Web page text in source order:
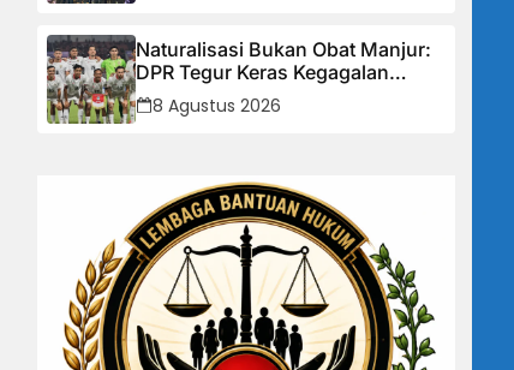
Naturalisasi Bukan Obat Manjur:
DPR Tegur Keras Kegagalan
Timnas, Sebut Potensi Anak
Bangsa Terabaikan Demi “Jalan
8 Agustus 2026